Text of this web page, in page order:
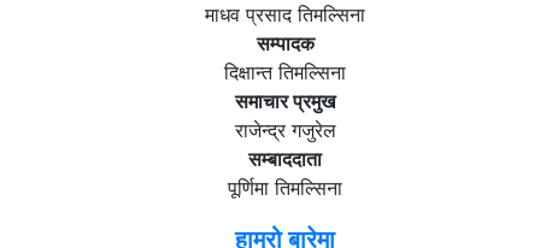
माधव प्रसाद तिमल्सिना
सम्पादक
दिक्षान्त तिमल्सिना
समाचार प्रमुख
राजेन्द्र गजुरेल
सम्बाददाता
पूर्णिमा तिमल्सिना
हाम्रो बारेमा